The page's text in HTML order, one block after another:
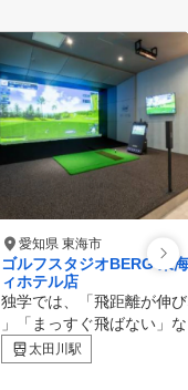
愛知県 東海市
ゴルフスタジオBERG 東
ィホテル店
独学では、「飛距離が伸
」「まっすぐ飛ばない」
変な癖がついてしまうこ
ります。 BERGならプロ
太田川駅